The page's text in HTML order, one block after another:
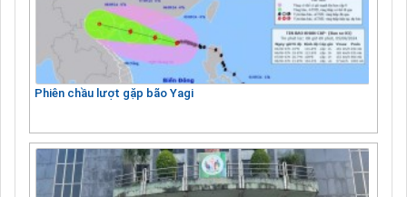
Phiên chầu lượt gặp bão Yagi